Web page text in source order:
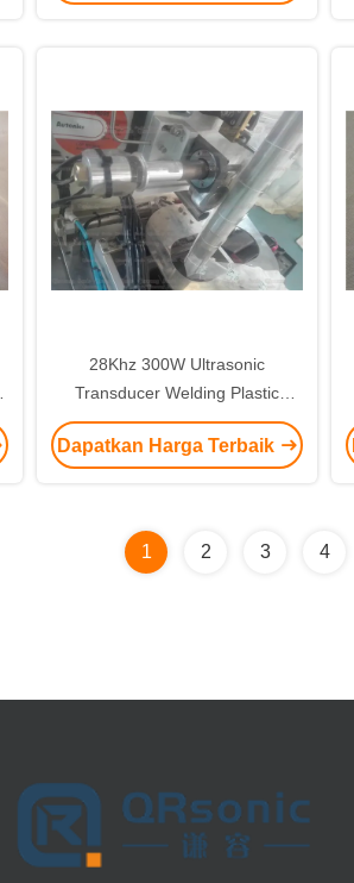
28Khz 300W Ultrasonic
Transducer Welding Plastic
Untuk Mesin Kantong Teh
Piramida
Dapatkan Harga Terbaik
1 2 3 4